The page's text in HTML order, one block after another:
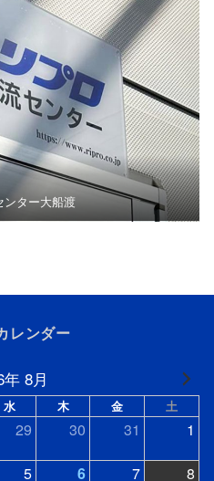
ンター大船渡
レンダー
8月
水 木 金 土
29 30 31 1
5 6 7 8